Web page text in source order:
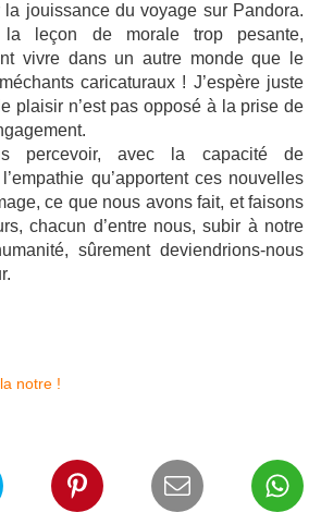
jouissance du voyage sur Pandora.
la leçon de morale trop pesante,
vivre dans un autre monde que le
caricaturaux ! J’espère juste
plaisir n’est pas opposé à la prise de
percevoir, avec la capacité de
qu’apportent ces nouvelles
ce que nous avons fait, et faisons
chacun d’entre nous, subir à notre
sûrement deviendrions-nous
notre !